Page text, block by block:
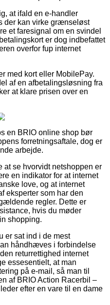
at ifald en e-handler
der kan virke grænseløst
et faresignal om en svindel
er dog indbefattet
overfor fup internet
med kort eller MobilePay.
af en afbetalingsløsning fra
at klare prisen over en
en BRIO online shop bør
forretningsaftale, dog er
arbejde.
at se hvorvidt netshoppen er
en indikator for at internet
love, og at internet
eksperter som har den
regler. Dette er
hvis du møder
shopping.
er sat ind i de mest
håndhæves i forbindelse
returrettighed internet
essesentielt, at man
på e-mail, så man til
af BRIO Action Racerbil –
efter en vare til en dame